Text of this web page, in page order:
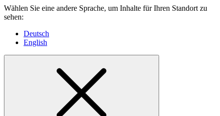
Wählen Sie eine andere Sprache, um Inhalte für Ihren Standort zu
sehen:
Deutsch
English